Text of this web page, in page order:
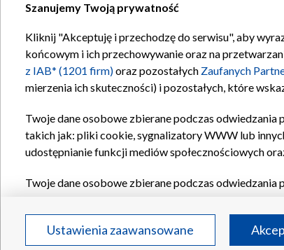
Regulamin
Szanujemy Twoją prywatność
Kliknij "Akceptuję i przechodzę do serwisu", aby
końcowym i ich przechowywanie oraz na
z IAB* (1201 firm)oraz pozostałych Zaufanych
mierzenia ich skuteczności) i pozostałych, które
Twoje dane osobowe zbierane podczas odwiedzania
takich jak: pliki cookie, sygnalizatory WWW lub
udostępnianie funkcji mediów społecznościowych
Twoje dane osobowe zbierane podczas odwiedzania
Partnerów TVPdla realizacji następujących celów i
reklam, tworzenia profilu spersonalizowanych
Ustawienia zaawansowane